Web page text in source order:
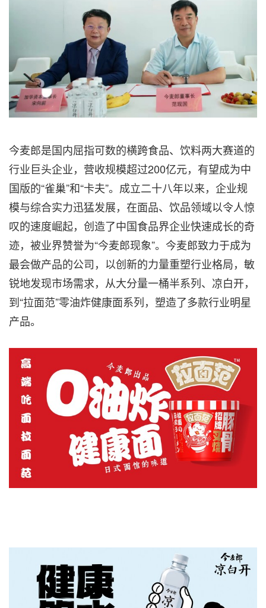
今麦郎是国内屈指可数的横跨食品、饮料两大赛道的
行业巨头企业，营收规模超过200亿元，有望成为中
国版的“雀巢”和“卡夫”。成立二十八年以来，企业规
模与综合实力迅猛发展，在面品、饮品领域以令人惊
叹的速度崛起，创造了中国食品界企业快速成长的奇
迹，被业界赞誉为“今麦郎现象”。今麦郎致力于成为
最会做产品的公司，以创新的力量重塑行业格局，敏
锐地发现市场需求，从大分量一桶半系列、凉白开，
到“拉面范”零油炸健康面系列，塑造了多款行业明星
产品。